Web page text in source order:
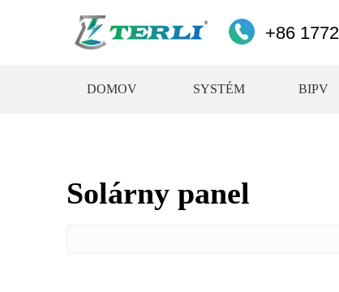
+86
DOMOV SYSTÉM BIPV
Solárny panel